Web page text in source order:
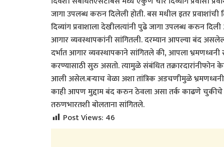
जागा उपलब्ध करुन दिलेली होती. बस मधील इतर
दिव्यांग प्रवाशाला देखीलत्यांनी पुढे जागा उपलब्ध करुन
आगार व्यवस्थापकांनी सांगितली. दरम्यान आपल्या बंद
दर्भात आगार व्यवस्थापकाने सांगितले की, आपला भ्रमणध्वनी
करण्यासाठी सुरु असतो. त्यामुळे संबंधित तक्रारदारांनीफोन
आली असेल.बऱ्याच वेळा अशा तांत्रिक अडचणीमुळे
काही आपण मुद्दाम बंद करुन ठेवला असा तर्क काढणे
तरुणभारतशी बोलताना सांगितले.
Post Views: 46